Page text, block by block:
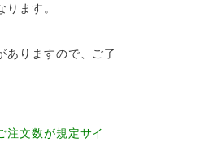
ます。
ありますので、ご了
注文数が規定サイ